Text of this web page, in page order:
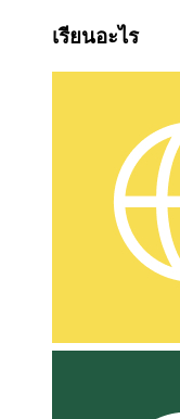
เรียนอะไร